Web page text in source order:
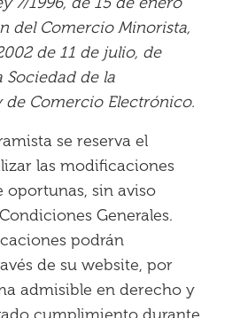
del Comercio Minorista,
de 11 de julio, de
Sociedad de la
Comercio Electrónico.
se reserva el
las modificaciones
oportunas, sin aviso
Generales.
podrán
de su website, por
admisible en derecho y